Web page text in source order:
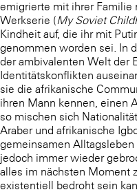
emigrierte mit ihrer Familie
Werkserie (My Soviet
Kindheit auf, die ihr mit
genommen worden sei. In
der ambivalenten Welt der
Identitätskonflikten
sie die afrikanische
ihren Mann kennen, einen
so mischen sich
Araber und afrikanische
gemeinsamen
jedoch immer wieder
alles im nächsten Moment
existentiell bedroht sein